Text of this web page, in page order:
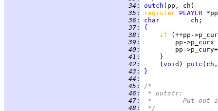
  34
: outch
  35
: register PLAYER
  36
: char
  37
:
{
  38
: if
(++pp-
  39
:
pp-
  40
:
  41
:
}
  42
:
     (
void ) putc
  43
:
}
  44
:
  45
:
/*
  46
:
* outstr:
  47
:
*	Put
  48
:
*/